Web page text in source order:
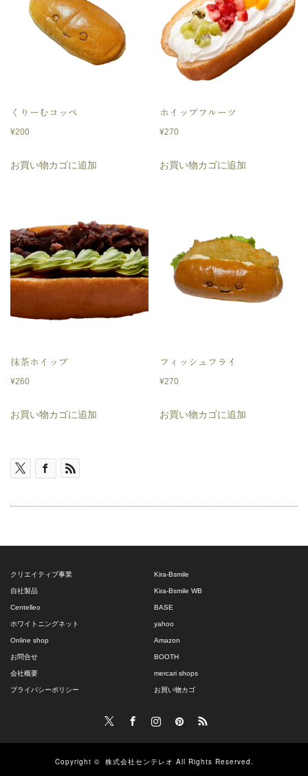
くりーむコッペ
¥200
お買い物カゴに追加
ホイップフルーツ
¥270
お買い物カゴに追加
抹茶ホイップ
¥260
お買い物カゴに追加
フィッシュフライ
¥270
お買い物カゴに追加
クリエイティブ事業
自社製品
Centelleo
ホワイトニングネット
Online shop
お問合せ
会社概要
プライバシーポリシー
Kira-Bsmile
Kira-Bsmile WB
BASE
yahoo
Amazon
BOOTH
mercari shops
お買い物カゴ
InstagramPinterest RSS
Copyright © 株式会社センテレオ All Rights Reserved.